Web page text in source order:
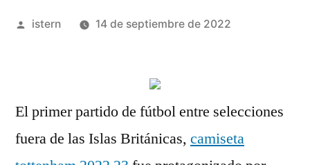
Publicado
istern 14 de septiembre de 2022
El primer partido de fútbol entre selecciones
fuera de las Islas Británicas, camiseta